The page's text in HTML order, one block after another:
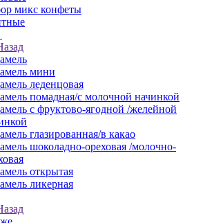
микс конфеты
мини
леденцовая
помадная/с молочной начинкой
с фруктово-ягодной /желейной
глазированная/в какао
шоколадно-ореховая /молочно-
открытая
ликерная